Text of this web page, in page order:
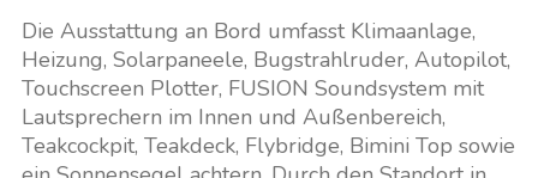
Die Ausstattung an Bord umfasst Klimaanlage,
Heizung, Solarpaneele, Bugstrahlruder, Autopilot,
Touchscreen Plotter, FUSION Soundsystem mit
Lautsprechern im Innen und Außenbereich,
Teakcockpit, Teakdeck, Flybridge, Bimini Top sowie